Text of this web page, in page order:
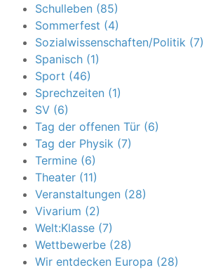
Schulleben (85)
Sommerfest (4)
Sozialwissenschaften/Politik (7)
Spanisch (1)
Sport (46)
Sprechzeiten (1)
SV (6)
Tag der offenen Tür (6)
Tag der Physik (7)
Termine (6)
Theater (11)
Veranstaltungen (28)
Vivarium (2)
Welt:Klasse (7)
Wettbewerbe (28)
Wir entdecken Europa (28)